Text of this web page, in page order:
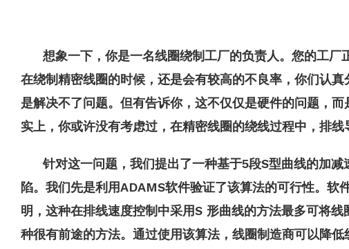
想象一下，你是一名线圈绕制工厂的负责人。您的工
在绕制精密线圈的时候，还是会有较高的不良率，你们认
是解决不了问题。但有告诉你，这不仅仅是硬件的问题，
实上，你或许没有考虑过，在精密线圈的绕线过程中，排
针对这一问题，我们提出了一种基于5段S型曲线的加
陷。我们先是利用ADAMS软件验证了该算法的可行性。
明，这种在排线速度控制中采用S 形曲线的方法最多可将
种很有前途的方法。通过使用该算法，线圈制造商可以降低